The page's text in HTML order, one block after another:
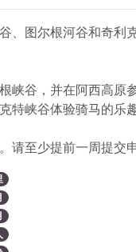
、图尔根河谷和奇利
峡谷，并在阿西高原
特峡谷体验骑马的乐趣
请至少提前一周提交申